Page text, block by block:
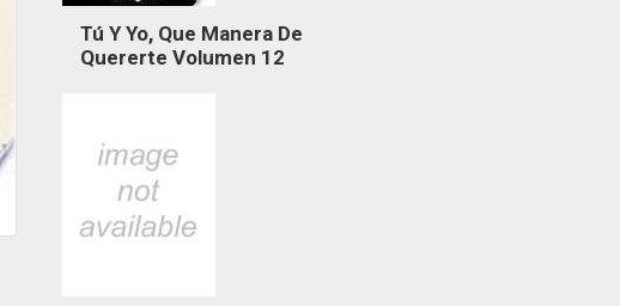
Tú Y Yo, Que Manera De
Quererte Volumen 12